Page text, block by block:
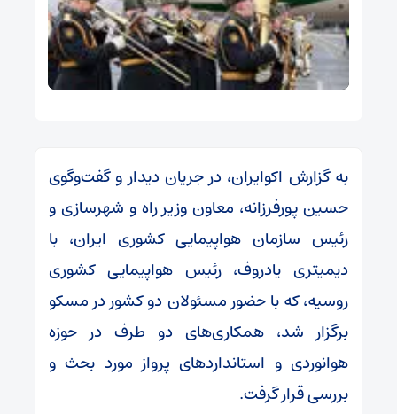
به گزارش اکوایران، در جریان دیدار و گفت‌وگوی
حسین پورفرزانه، معاون وزیر راه و شهرسازی و
رئیس سازمان هواپیمایی کشوری ایران، با
دیمیتری یادروف، رئیس هواپیمایی کشوری
روسیه، که با حضور مسئولان دو کشور در مسکو
برگزار شد، همکاری‌های دو طرف در حوزه
هوانوردی و استانداردهای پرواز مورد بحث و
بررسی قرار گرفت.